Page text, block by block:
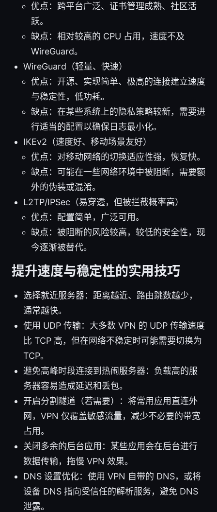
优点：跨平台广泛、证书管理成熟、社区活
跃。
缺点：相对较高的 CPU 占用，速度不及
WireGuard。
WireGuard（轻量、快速）
优点：开源、实现简单、极高的连接建立速度
与稳定性，低功耗。
缺点：在某些系统上的隐私策略较新，需要进
行适当的配置以确保日志最小化。
IKEv2（速度好、移动场景友好）
优点：对移动网络的切换适应性强，恢复快。
缺点：可能在一些网络环境中被阻断，需要额
外的伪装或混淆。
L2TP/IPSec（易穿透，但被拦截概率高）
优点：配置简单，广泛可用。
缺点：被阻断的风险较高，较低的安全性，现
今逐渐被替代。
提升速度与稳定性的实用技巧
选择就近服务器：距离越近、路由跳数越少，
通常越快。
使用 UDP 传输：大多数 VPN 的 UDP 传输速度
比 TCP 高，但在网络不稳定时可能需要切换为
TCP。
避免高峰时段连接到热闹服务器：负载高的服
务器容易造成延迟和丢包。
开启分割隧道（若需要）：将常用应用直连外
网，VPN 仅覆盖敏感流量，减少不必要的带宽
占用。
关闭多余的后台应用：某些应用会在后台进行
数据传输，拖慢 VPN 效果。
DNS 设置优化：使用 VPN 自带的 DNS，或将
设备 DNS 指向受信任的解析服务，避免 DNS
泄露。